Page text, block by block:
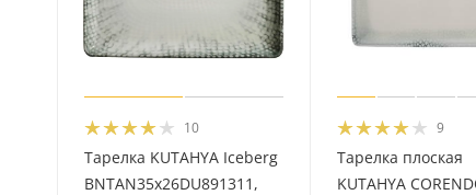
10
Тарелка KUTAHYA Iceberg
BNTAN35x26DU891311,
9
Тарелка плоская
KUTAHYA